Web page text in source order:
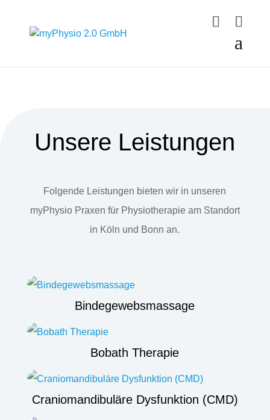
Unsere Leistungen
Folgende Leistungen bieten wir in unseren
myPhysio Praxen für Physiotherapie am Standort
in Köln und Bonn an.
Bindegewebsmassage
Bobath Therapie
Craniomandibuläre Dysfunktion (CMD)